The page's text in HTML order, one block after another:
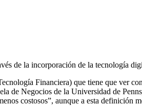
de la incorporación de la tecnología
Financiera) que tiene que ver
de Negocios de la Universidad de
costosos”, aunque a esta